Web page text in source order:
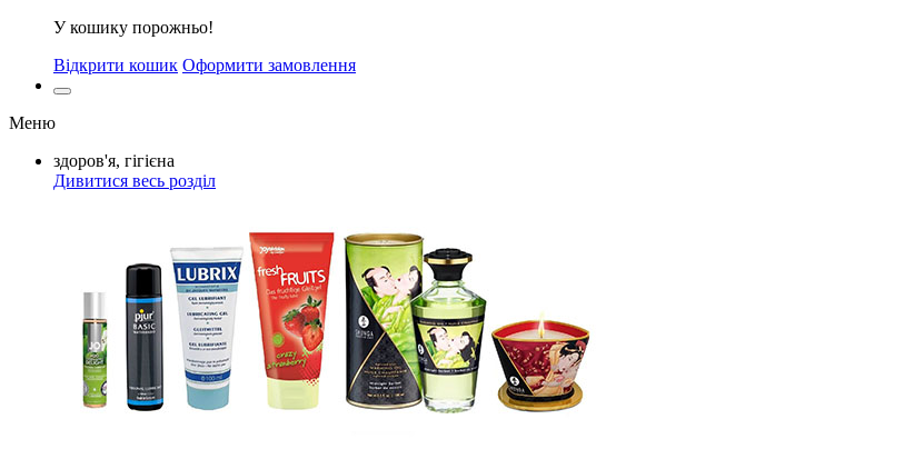
У кошику порожньо!
Відкрити кошик Оформити замовлення
Меню
здоров'я, гігієна
Дивитися весь розділ